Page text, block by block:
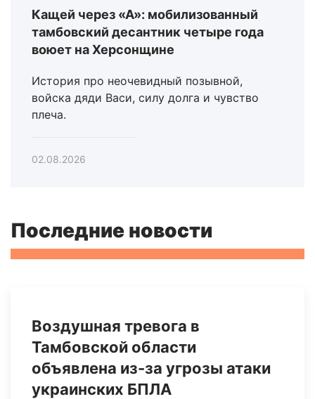
Кащей через «А»: мобилизованный
тамбовский десантник четыре года
воюет на Херсонщине
История про неочевидный позывной,
войска дяди Васи, силу долга и чувство
плеча.
02.08.2026
Последние новости
Воздушная тревога в
Тамбовской области
объявлена из-за угрозы атаки
украинских БПЛА